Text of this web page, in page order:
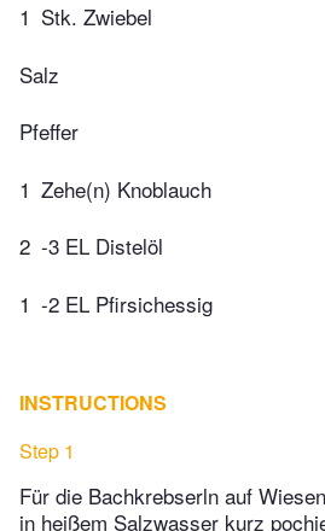
1 Stk. Zwiebel
Salz
Pfeffer
1 Zehe(n) Knoblauch
2 -3 EL Distelöl
1 -2 EL Pfirsichessig
INSTRUCTIONS
Step 1
Für die Bachkrebserln auf
in heißem Salzwasser kurz